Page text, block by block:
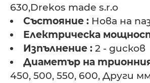
630,Drekos made s.r.o
Състояние : Нова на
Електрическа
Изпълнение : 2 - дисков
Диаметър на
450, 500, 550, 600, Други